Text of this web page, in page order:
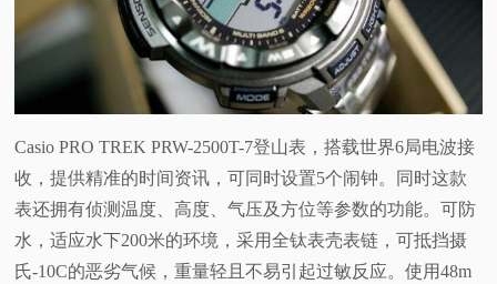
视
频
科
Casio PRO TREK PRW-2500T-7登山表，搭载世界6局电波接
收，提供精准的时间资讯，可同时设置5个闹钟。同时这款
表还拥有侦测温度、高度、气压及方位等参数的功能。可防
水，适应水下200米的环境，采用全钛表壳表链，可抵挡摄
氏-10C的恶劣气候，重量轻且不易引起过敏反应。使用48m